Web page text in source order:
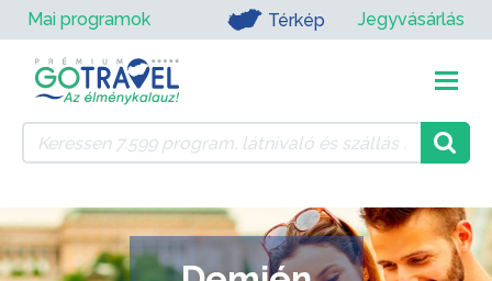
Mai programok Térkép Jegyvásárlás